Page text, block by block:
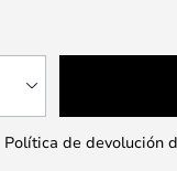
Política de devolución